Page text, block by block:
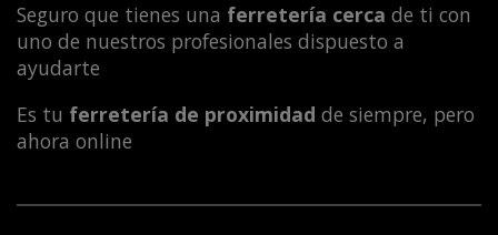
Seguro que tienes una ferretería cerca de ti con
uno de nuestros profesionales dispuesto a
ayudarte
Es tu ferretería de proximidad de siempre, pero
ahora online